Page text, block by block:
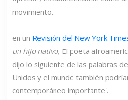
movimiento.
en un Revisión del New York
un hijo nativo, El poeta
dijo lo siguiente de las palabras
Unidos y el mundo también
contemporáneo importante'.